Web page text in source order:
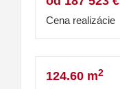
Cena realizácie
124.60 m2